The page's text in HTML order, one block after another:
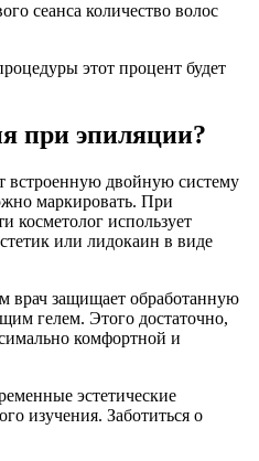
сеанса количество волос
этот процент будет
при эпиляции?
встроенную двойную систему
маркировать. При
косметолог использует
или лидокаин в виде
врач защищает обработанную
гелем. Этого достаточно,
комфортной и
эстетические
изучения. Заботиться о